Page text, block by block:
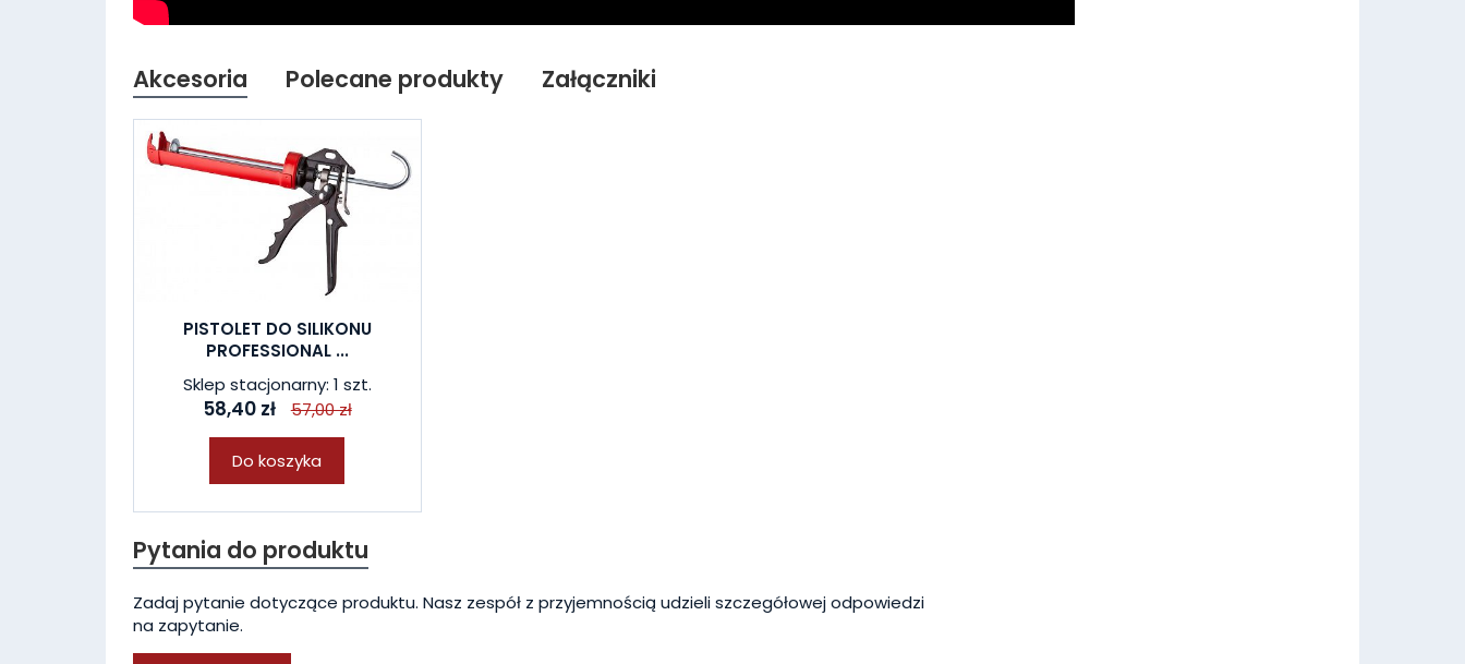
Akcesoria Polecane produkty Załączniki
PISTOLET DO SILIKONU
PROFESSIONAL ...
Sklep stacjonarny: 1 szt.
58,40 zł 57,00 zł
Do koszyka
Pytania do produktu
Zadaj pytanie dotyczące produktu. Nasz zespół z przyjemnością udzieli szczegółowej odpowiedzi
na zapytanie.